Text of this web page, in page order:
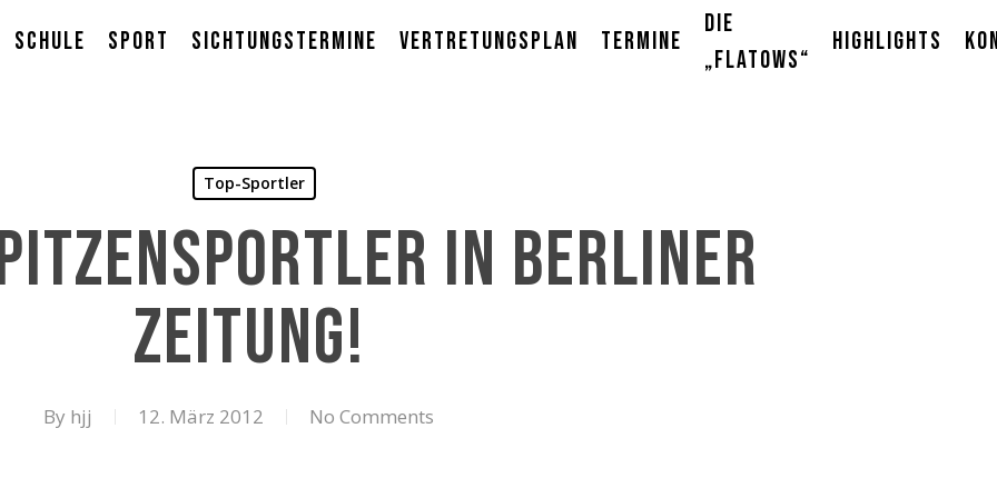
Schule Sport Sichtungstermine Vertretungsplan Termine
Die
„Flatows“
Highlights
Top-Sportler
in Berliner
Zeitung!
By hjj 12. März 2012 No Comments